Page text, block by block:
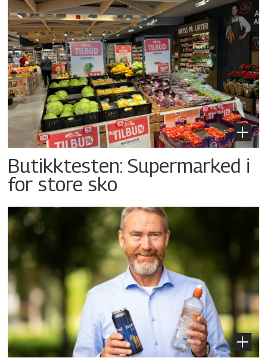
Butikktesten: Supermarked i
for store sko